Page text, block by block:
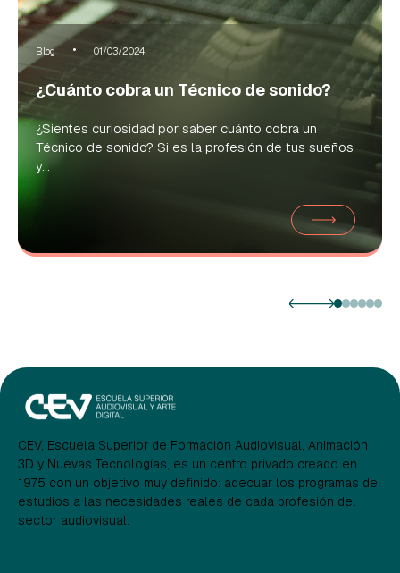
Blog 01/03/2024
¿Cuánto cobra un Técnico de sonido?
¿Sientes curiosidad por saber cuánto cobra un
Técnico de sonido? Si es la profesión de tus sueños
y...
CEV, Escuela Superior de Formación Audiovisual, Animación
3D y Nuevas Tecnologías, es un centro privado creado en
1975 con un objetivo muy definido: adecuar los programas de
estudios a las necesidades reales de cada profesión del
sector audiovisual.